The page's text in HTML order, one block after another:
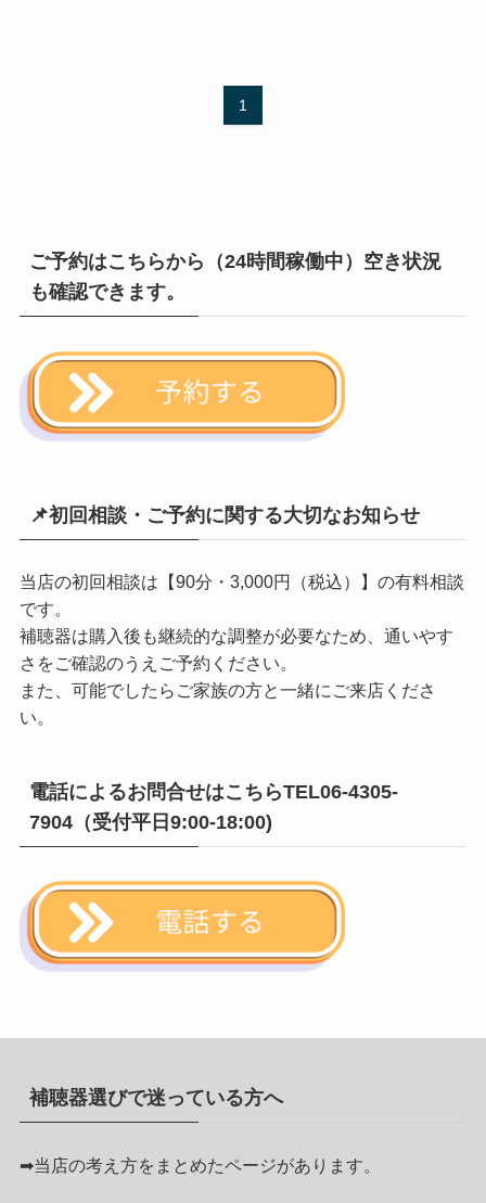
1
ご予約はこちらから（24時間稼働中）空き状況
も確認できます。
📌初回相談・ご予約に関する大切なお知らせ
当店の初回相談は【90分・3,000円（税込）】の有料相談
です。
補聴器は購入後も継続的な調整が必要なため、通いやす
さをご確認のうえご予約ください。
また、可能でしたらご家族の方と一緒にご来店くださ
い。
電話によるお問合せはこちらTEL06-4305-
7904（受付平日9:00-18:00)
補聴器選びで迷っている方へ
➡当店の考え方をまとめたページがあります。